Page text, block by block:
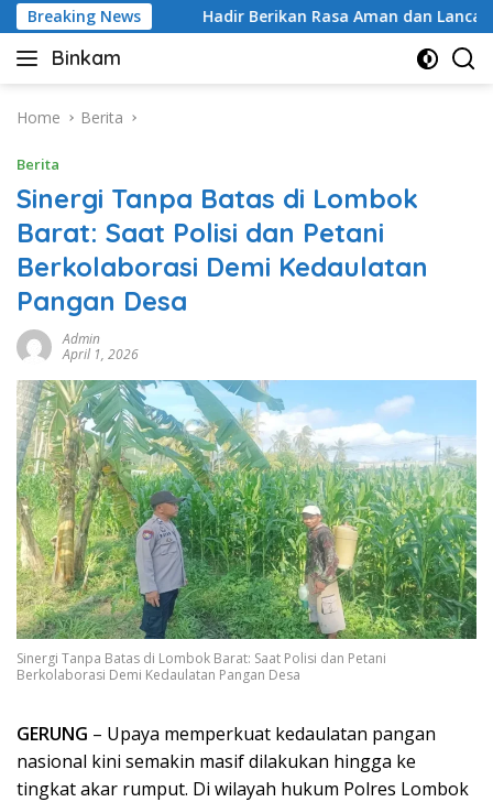
Skip
to
content
Breaking News
3C Hadir Berikan Rasa Aman dan Lancarkan Arus
Binkam
Home Berita
Berita
Sinergi Tanpa Batas di Lombok
Barat: Saat Polisi dan Petani
Berkolaborasi Demi Kedaulatan
Pangan Desa
Admin
April 1, 2026
Sinergi Tanpa Batas di Lombok Barat: Saat Polisi dan Petani
Berkolaborasi Demi Kedaulatan Pangan Desa
GERUNG – Upaya memperkuat kedaulatan pangan
nasional kini semakin masif dilakukan hingga ke
tingkat akar rumput. Di wilayah hukum Polres Lombok